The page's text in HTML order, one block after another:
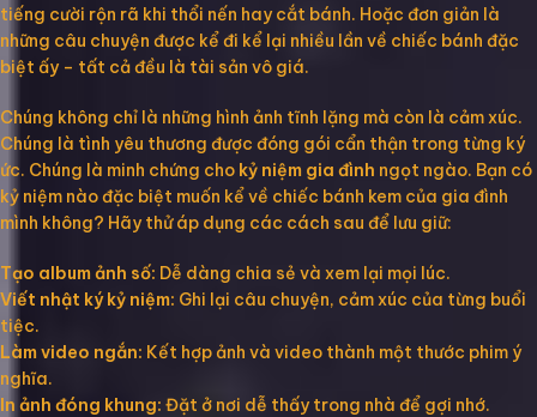
tiếng cười rộn rã khi thổi nến hay cắt bánh. Hoặc đơn giản là
những câu chuyện được kể đi kể lại nhiều lần về chiếc bánh đặc
biệt ấy – tất cả đều là tài sản vô giá.
Chúng không chỉ là những hình ảnh tĩnh lặng mà còn là cảm xúc.
Chúng là tình yêu thương được đóng gói cẩn thận trong từng ký
ức. Chúng là minh chứng cho kỷ niệm gia đình ngọt ngào. Bạn có
kỷ niệm nào đặc biệt muốn kể về chiếc bánh kem của gia đình
mình không? Hãy thử áp dụng các cách sau để lưu giữ:
Tạo album ảnh số: Dễ dàng chia sẻ và xem lại mọi lúc.
Viết nhật ký kỷ niệm: Ghi lại câu chuyện, cảm xúc của từng buổi
tiệc.
Làm video ngắn: Kết hợp ảnh và video thành một thước phim ý
nghĩa.
In ảnh đóng khung: Đặt ở nơi dễ thấy trong nhà để gợi nhớ.